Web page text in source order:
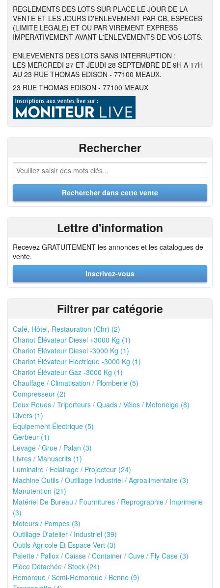
REGLEMENTS DES LOTS SUR PLACE LE JOUR DE LA
VENTE ET LES JOURS D'ENLEVEMENT PAR CB, ESPECES
(LIMITE LEGALE) ET OU PAR VIREMENT EXPRESS
IMPERATIVEMENT AVANT L'ENLEVEMENTS DE VOS LOTS.
ENLEVEMENTS DES LOTS SANS INTERRUPTION :
LES MERCREDI 27 ET JEUDI 28 SEPTEMBRE DE 9H A 17H
AU 23 RUE THOMAS EDISON - 77100 MEAUX.
23 RUE THOMAS EDISON - 77100 MEAUX
Rechercher
Lettre d'information
Recevez GRATUITEMENT les annonces et les catalogues de
vente.
Inscrivez-vous
Filtrer par catégorie
Café, Hôtel, Restauration (Chr) (2)
Chariot Élévateur Diesel +3000 Kg (1)
Chariot Élévateur Diesel -3000 Kg (1)
Chariot Élévateur Électrique -3000 Kg (1)
Chariot Élévateur Gaz -3000 Kg (1)
Chauffage / Climatisation / Plomberie (5)
Compresseur (2)
Deux Roues / Triporteurs / Quads / Vélos / Motoneige (8)
Divers (1)
Equipement Électrique (5)
Gerbeur (1)
Levage / Grue / Palan (3)
Livres / Manuscrits (1)
Luminaire / Eclairage / Projecteur (24)
Machine Outils / Outillage Industriel / Agroalimentaire (3)
Manutention (21)
Matériel De Bureau / Fournitures / Reprographie / Imprimerie
(3)
Moteurs / Pompes (3)
Outillage D'atelier / Industriel (39)
Outils Agricole Et Espace Vert (3)
Palette / Pallox / Caisse / Container / Cuve / Fly Case (3)
Pièce Détachée / Stock (24)
Remorque / Semi-Remorque / Benne (9)